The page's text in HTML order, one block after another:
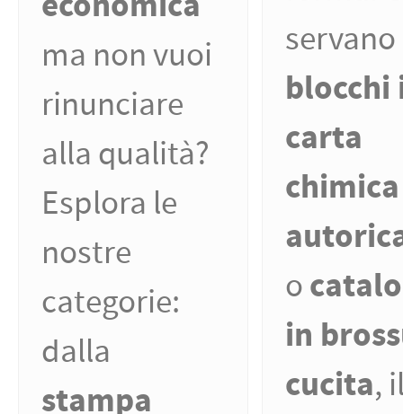
ma non vuoi
rinunciare
alla qualità?
Esplora le
nostre
categorie:
dalla
stampa
servano
blocchi
carta
chimica
o
in
cucita,